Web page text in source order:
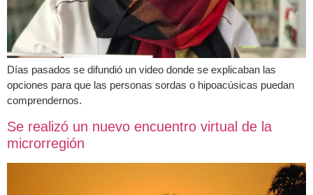
Días pasados se difundió un video donde se explicaban las
opciones para que las personas sordas o hipoacúsicas puedan
comprendernos.
Se realizó un nuevo encuentro virtual de la
microrregión